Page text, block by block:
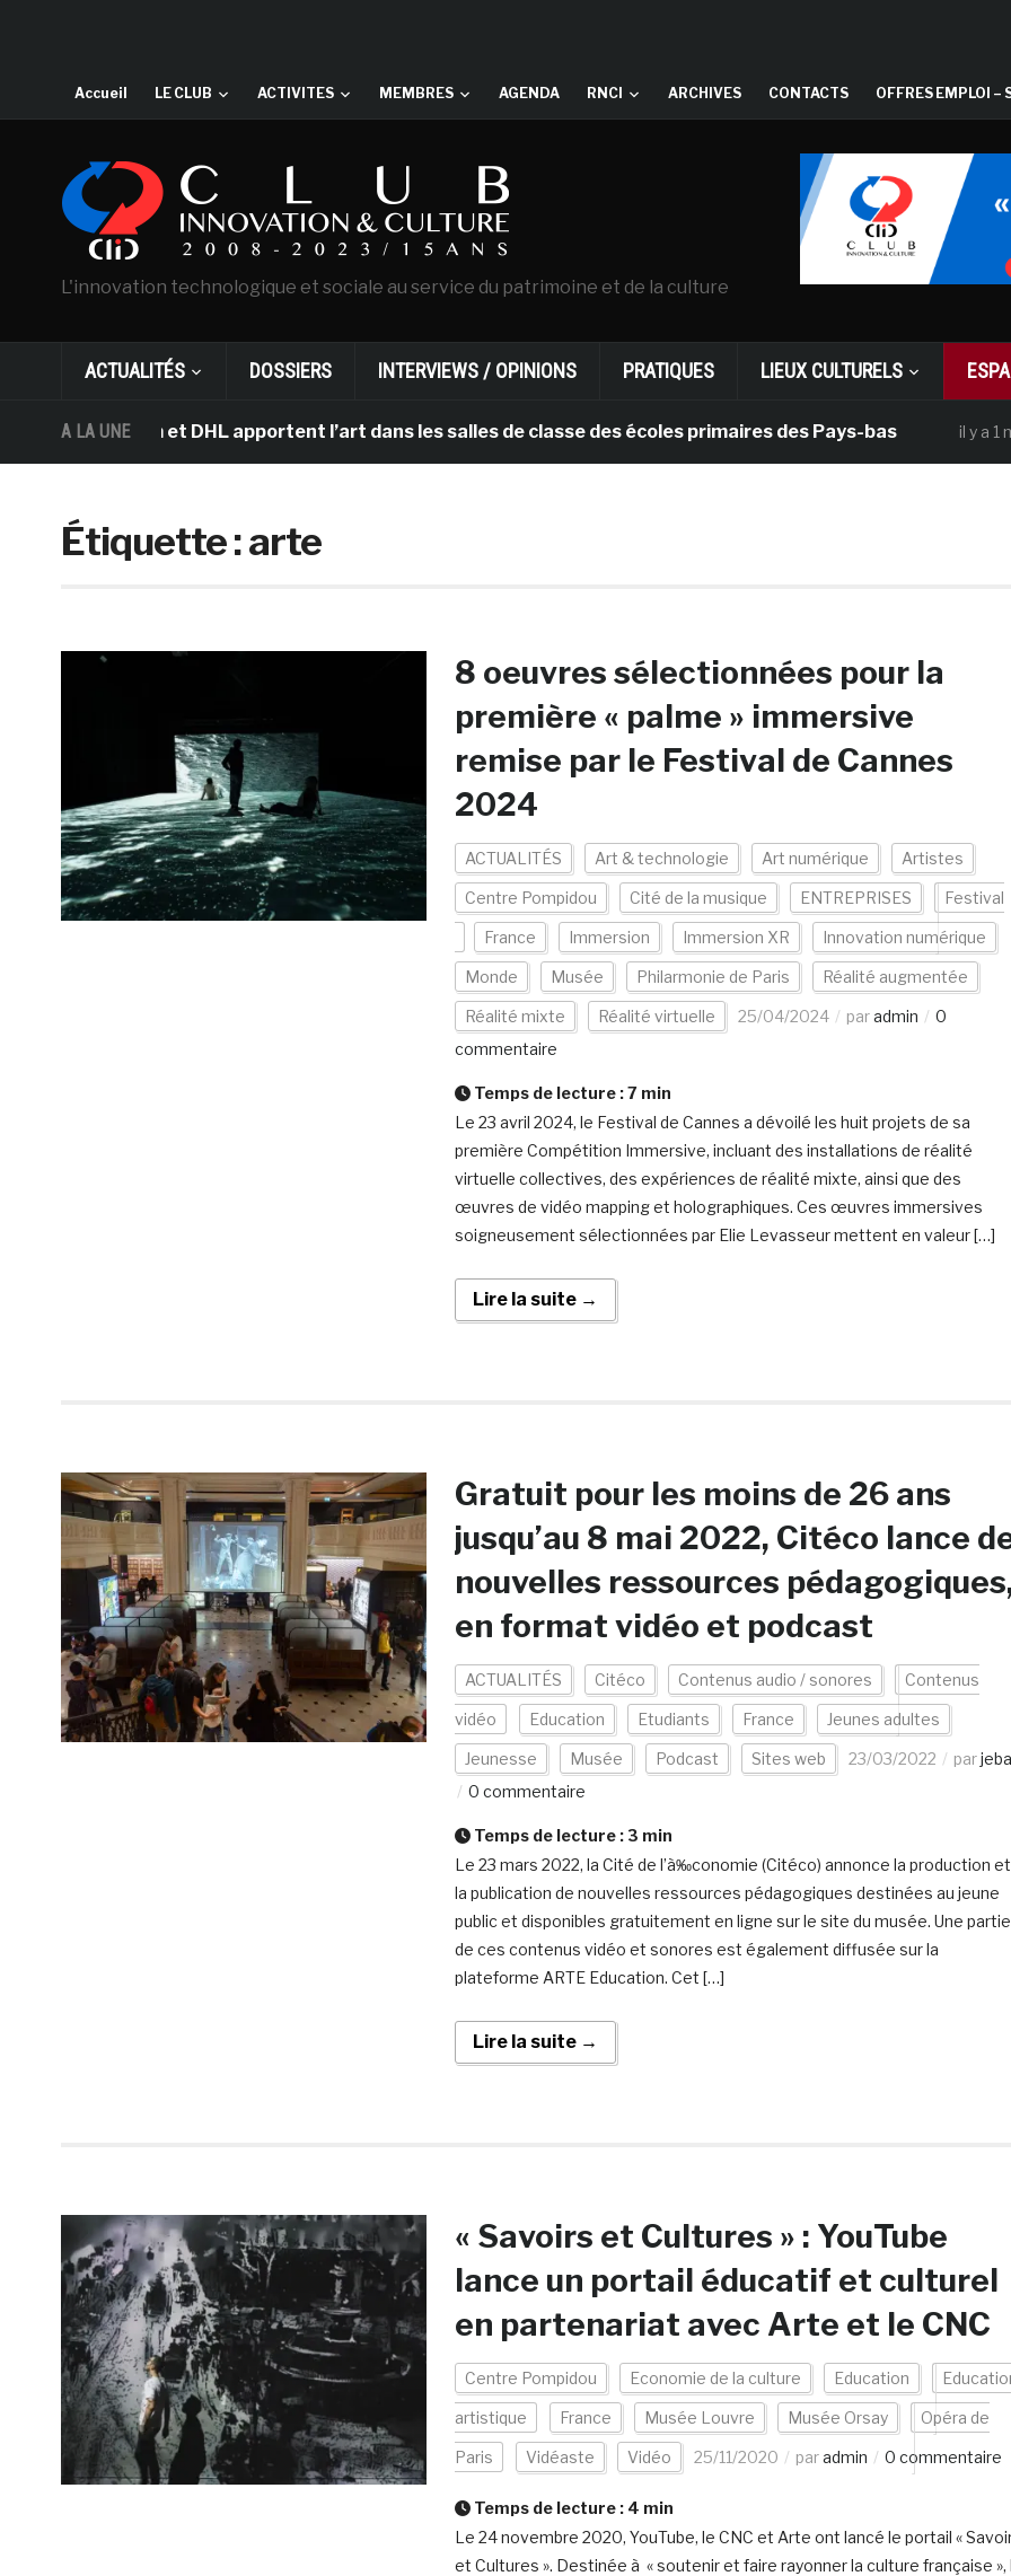
Accueil LE CLUB ACTIVITES MEMBRES AGENDA RNCI ARCHIVES CONTACTS OFFRES EMPLOI –
L'innovation technologique et sociale au service du patrimoine et de la culture
ACTUALITÉS DOSSIERS INTERVIEWS / OPINIONS PRATIQUES LIEUX CULTURELS
A LA UNEet DHL apportent l’art dans les salles de classe des écoles primaires des Pays-bas il y a 1 mois
Étiquette :arte
8 oeuvres sélectionnées pour la
première « palme » immersive
remise par le Festival de Cannes
2024
ACTUALITÉS Art & technologie Art numérique Artistes
Centre Pompidou Cité de la musique ENTREPRISES Festival
France Immersion Immersion XR Innovation numérique
Monde Musée Philarmonie de Paris Réalité augmentée
Réalité mixte Réalité virtuelle 25/04/2024 paradmin
0
commentaire
Temps de lecture :7 min
Le 23 avril 2024, le Festival de Cannes a dévoilé les huit projets de sa
première Compétition Immersive, incluant des installations de réalité
virtuelle collectives, des expériences de réalité mixte, ainsi que des
œuvres de vidéo mapping et holographiques. Ces œuvres immersives
soigneusement sélectionnées par Elie Levasseur mettent en valeur […]
Lire la suite →
Gratuit pour les moins de 26 ans
jusqu’au 8 mai 2022, Citéco lance
nouvelles ressources
en format vidéo et podcast
ACTUALITÉS Citéco Contenus audio / sonores Contenus
vidéo Education Etudiants France Jeunes adultes
Jeunesse Musée Podcast Sites web 23/03/2022 parjeba
0 commentaire
Temps de lecture : 3 min
Le 23 mars 2022, la Cité de l’à‰conomie (Citéco) annonce la production et
la publication de nouvelles ressources pédagogiques destinées au jeune
public et disponibles gratuitement en ligne sur le site du musée. Une partie
de ces contenus vidéo et sonores est également diffusée sur la
plateforme ARTE Education. Cet […]
Lire la suite →
« Savoirs et Cultures » : YouTube
lance un portail éducatif et culturel
en partenariat avec Arte et le CNC
Centre Pompidou Economie de la culture Education
artistique France Musée Louvre Musée Orsay Opéra de
Paris Vidéaste Vidéo 25/11/2020 paradmin 0 commentaire
Temps de lecture : 4 min
Le 24 novembre 2020, YouTube, le CNC et Arte ont lancé le portail «
et Cultures ». Destinée à « soutenir et faire rayonner la culture française »,